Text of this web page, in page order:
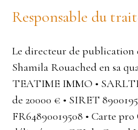
Responsable du
Le directeur de publication
Shamila Rouached en sa
TEATIME IMMO •
de 20000 € • SIRET
FR64890019508 • Carte pro